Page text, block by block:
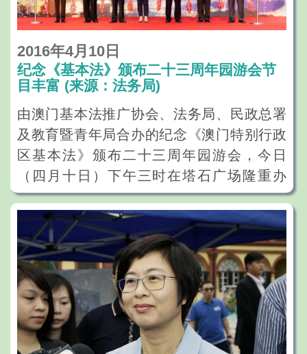
2016年4月10日
纪念《基本法》颁布二十三周年园游会节
目丰富 (来源：法务局)
由澳门基本法推广协会、法务局、民政总署
及教育暨青年局合办的纪念《澳门特别行政
区基本法》颁布二十三周年园游会，今日
（四月十日）下午三时在塔石广场隆重办
行。
行政法务司司长陈海帆、中联办副主任陈斯
喜、外交部驻澳特派员公署副特派员蔡思
平、立法会代主席林香生、运输工务司司长
罗立文、澳门基本法推广协会副会长贺定一
及理事长崔世昌主持了开幕仪式 。